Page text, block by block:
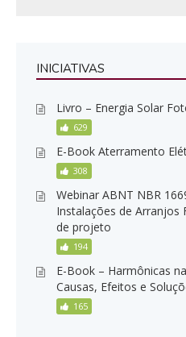
INICIATIVAS
Livro – Energia Solar
629
E-Book Aterramento
308
Webinar ABNT NBR
Instalações de Arranjos
de projeto
194
E-Book – Harmônicas
Causas, Efeitos e
165